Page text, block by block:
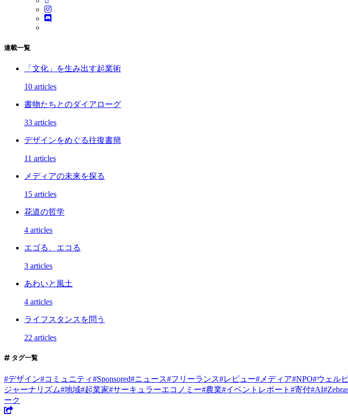
連載一覧
「文化」を生み出す起業術
10 articles
書物たちとのダイアローグ
33 articles
デザインをめぐる往復書簡
11 articles
メディアの未来を探る
15 articles
花道の哲学
4 articles
エゴる、エコる
3 articles
あわいと風土
4 articles
ライフスタンスを問う
22 articles
タグ一覧
#デザイン#コミュニティ#Sponsored#ニュース#フリーランス#レビュー# メディア#NPO#ウェル
ジャーナリズム#地域#起業家#サーキュラーエコノミー#農業#イベントレポート #寄付#AI#
ーク